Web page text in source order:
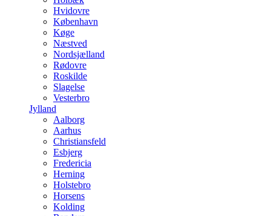
Hvidovre
København
Køge
Næstved
Nordsjælland
Rødovre
Roskilde
Slagelse
Vesterbro
Jylland
Aalborg
Aarhus
Christiansfeld
Esbjerg
Fredericia
Herning
Holstebro
Horsens
Kolding